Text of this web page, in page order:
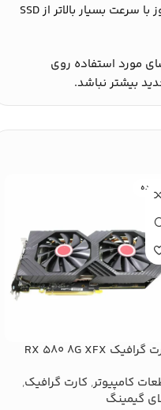
سیستم را روشن کنید. اکنون ویندوز با سرعت بسیار بالاتر از SSD
مورد استفاده روی
کارت گرافیک RX 580 8G XFX
کامپیوتر, کارت گرافیک,
گیمینگ